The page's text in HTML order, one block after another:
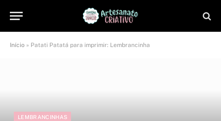
Início » Patati Patatá para imprimir: Lembrancinha
LEMBRANCINHAS